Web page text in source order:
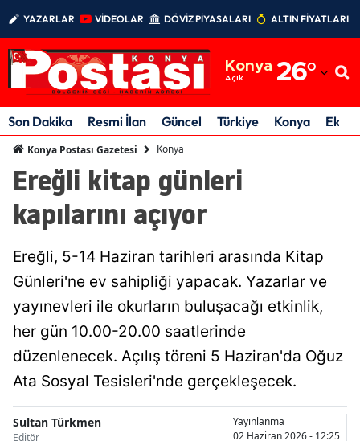
YAZARLAR VİDEOLAR DÖVİZ PİYASALARI ALTIN FİYATLARI
Konya
Açık 26°
Adıyaman
Afyonkarahisar
Amasya
Artvin
Aydın
Bilecik
Bingöl
Son Dakika Resmi İlan Güncel Türkiye Konya
Konya Postası Gazetesi Konya
Ereğli kitap günleri
kapılarını açıyor
Ereğli, 5-14 Haziran tarihleri arasında Kitap
Günleri'ne ev sahipliği yapacak. Yazarlar ve
yayınevleri ile okurların buluşacağı etkinlik,
her gün 10.00-20.00 saatlerinde
düzenlenecek. Açılış töreni 5 Haziran'da Oğuz
Ata Sosyal Tesisleri'nde gerçekleşecek.
Sultan Türkmen
Editör
Yayınlanma
02 Haziran 2026 - 12:25